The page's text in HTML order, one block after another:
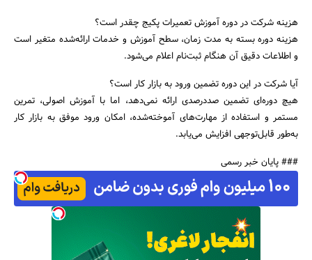
هزینه شرکت در دوره آموزش تعمیرات پکیج چقدر است؟
هزینه دوره بسته به مدت زمان، سطح آموزش و خدمات ارائه‌شده متغیر است
و اطلاعات دقیق آن هنگام ثبت‌نام اعلام می‌شود.
آیا شرکت در این دوره تضمین ورود به بازار کار است؟
هیچ دوره‌ای تضمین صددرصدی ارائه نمی‌دهد، اما با آموزش اصولی، تمرین
مستمر و استفاده از مهارت‌های آموخته‌شده، امکان ورود موفق به بازار کار
به‌طور قابل‌توجهی افزایش می‌یابد.
### پایان خبر رسمی